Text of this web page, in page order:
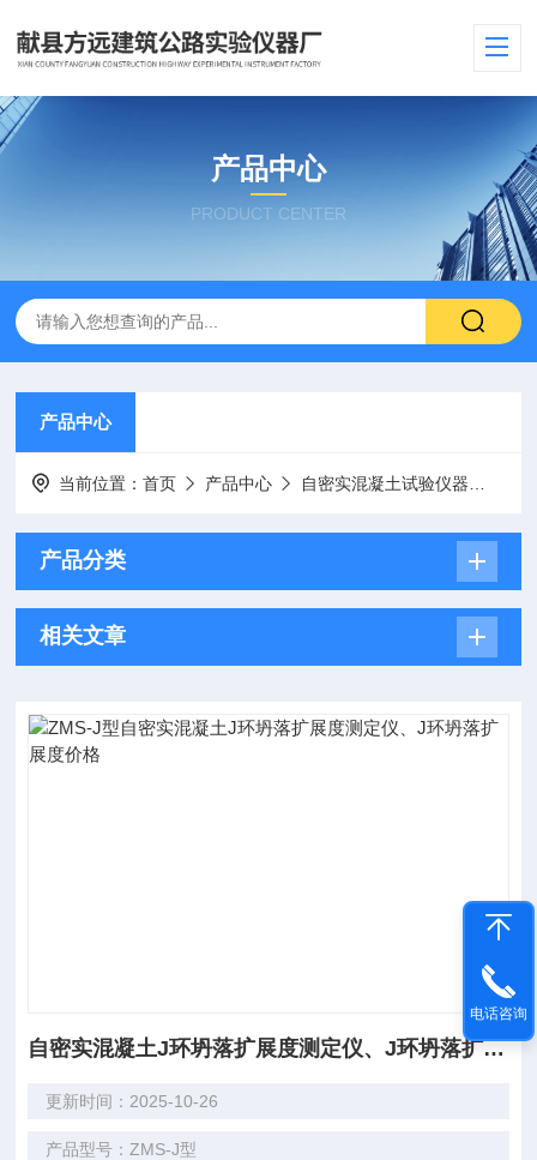
产品中心
PRODUCT CENTER
产品中心
当前位置：首页 产品中心 自密实混凝土试验仪器
产品分类
相关文章
自密实混凝土J环坍落扩展度测定仪、J环坍落扩展度价格
更新时间：2025-10-26
产品型号：ZMS-J型
电话咨询